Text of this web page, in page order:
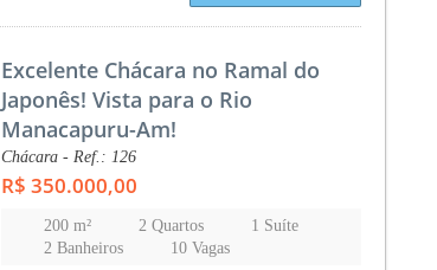
Excelente Chácara no Ramal do
Japonês! Vista para o Rio
Manacapuru-Am!
Chácara - Ref.: 126
R$ 350.000,00
200 m² 2 Quartos
1 Suíte
2 Banheiros
10 Vagas